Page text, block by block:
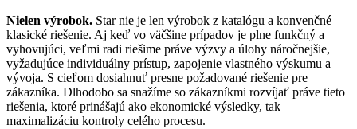
Nielen výrobok. Star nie je len výrobok z katalógu a konvenčné
klasické riešenie. Aj keď vo väčšine prípadov je plne funkčný a
vyhovujúci, veľmi radi riešime práve výzvy a úlohy náročnejšie,
vyžadujúce individuálny prístup, zapojenie vlastného výskumu a
vývoja. S cieľom dosiahnuť presne požadované riešenie pre
zákazníka. Dlhodobo sa snažíme so zákazníkmi rozvíjať práve tieto
riešenia, ktoré prinášajú ako ekonomické výsledky, tak
maximalizáciu kontroly celého procesu.